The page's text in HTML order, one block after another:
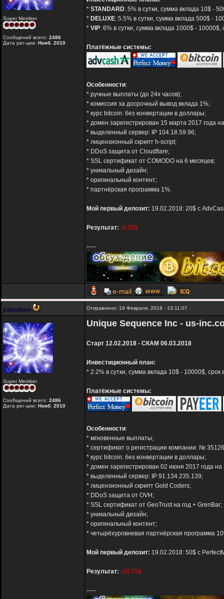
Super Member
Сообщений всего: 2486
Дата рег-ции: Нояб. 2010
* STANDARD: 5% в сутки, сумма вклада 10$ -
* DELUXE: 5.5% в сутки, сумма вклада 500$ -
* VIP: 6% в сутки, сумма вклада 1000$ -
Платёжные системы:
Особенности:
* ручные выплаты (до 24х часов);
* комиссия за досрочный вывод вклада 1%;
* курс bitcoin: без конвертации в доллары;
* домен зарегистрирован 15 марта 2017 года
* выделенный сервер: IP 104.18.59.96;
* лицензионный скрипт h-script;
* DDoS защита от Cloudflare;
* SSL сертификат от COMODO на 6 месяцев;
* уникальный дизайн;
* оригинальный контент;
* партнёрская программа 1%.
Мой первый депозит: 19.02.2018: 20$ с
Результат: -8.05$
-----
yakodsen Отправлено: 19 Февраля, 2018 - 13:11:07
Super Member
Сообщений всего: 2486
Дата рег-ции: Нояб. 2010
Unique Sequence Inc - us-
Старт 12.02.2018 - СКАМ 06.03.2018
Инвестиционный план:
* 2.2% в сутки, сумма вклада 10$ - 10000$,
Платёжные системы:
Особенности:
* мгновенные выплаты;
* сертификат о регистрации компании: №
* курс bitcoin: без конвертации в доллары;
* домен зарегистрирован 02 июня 2017 года на
* выделенный сервер: IP 91.134.235.139;
* лицензионный скрипт Gold Coders;
* DDoS защита от OVH;
* SSL сертификат от GeoTrust на год + GrenBar;
* уникальный дизайн;
* оригинальный контент;
* четырёхуровневая партнёрская программа
Мой первый депозит: 19.02.2018: 50$ с
Результат: -20.75$
-----